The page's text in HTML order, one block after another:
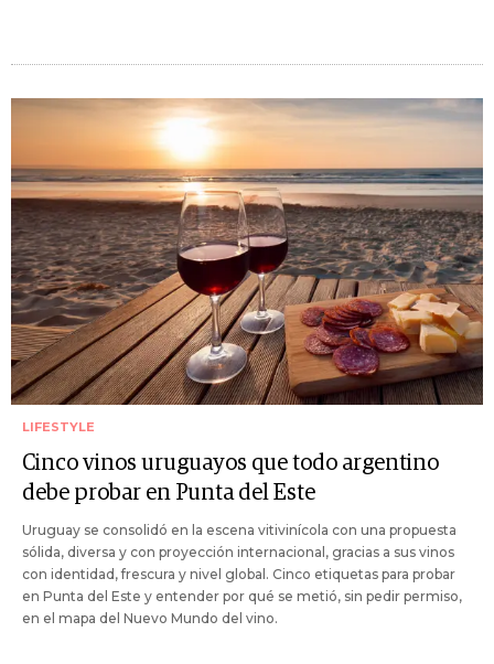
LIFESTYLE
Cinco vinos uruguayos que todo argentino
debe probar en Punta del Este
Uruguay se consolidó en la escena vitivinícola con una propuesta
sólida, diversa y con proyección internacional, gracias a sus vinos
con identidad, frescura y nivel global. Cinco etiquetas para probar
en Punta del Este y entender por qué se metió, sin pedir permiso,
en el mapa del Nuevo Mundo del vino.